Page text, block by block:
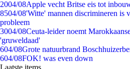
2004/08Apple vecht Britse eis tot
8504/08'Witte' mannen discrimineren is
probleem
3004/08Ceuta-leider noemt
'gruweldaad'
604/08Grote natuurbrand
604/08FOK! was even down
Laatste items